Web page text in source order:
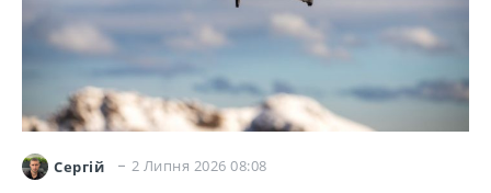
Сергій 2 Липня 2026 08:08